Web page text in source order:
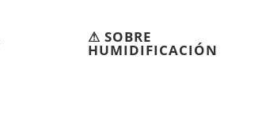
⚠︎ SOBRE
HUMIDIFICACIÓN